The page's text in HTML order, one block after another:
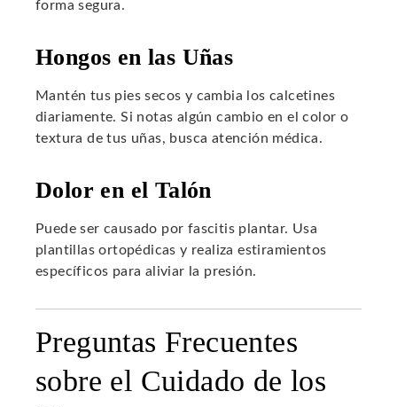
forma segura.
Hongos en las Uñas
Mantén tus pies secos y cambia los calcetines
diariamente. Si notas algún cambio en el color o
textura de tus uñas, busca atención médica.
Dolor en el Talón
Puede ser causado por fascitis plantar. Usa
plantillas ortopédicas y realiza estiramientos
específicos para aliviar la presión.
Preguntas Frecuentes
sobre el Cuidado de los